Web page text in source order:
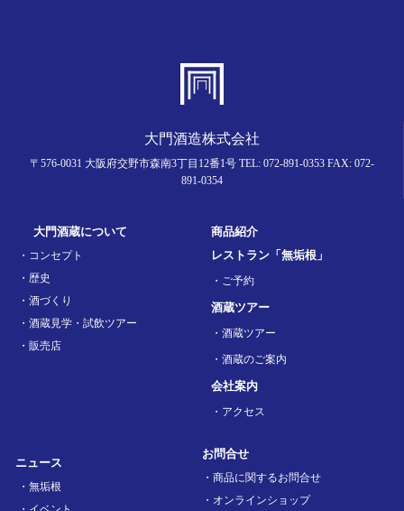
大門酒造株式会社
〒576-0031 大阪府交野市森南3丁目12番1号TEL: 072-891-0353FAX: 072-
891-0354
大門酒蔵について
・コンセプト
・歴史
・酒づくり
・酒蔵見学・試飲ツアー
・販売店
商品紹介
レストラン「無垢根」
・ご予約
酒蔵ツアー
・酒蔵ツアー
・酒蔵のご案内
会社案内
・アクセス
ニュース
・無垢根
お問合せ
・商品に関するお問合せ
・オンラインショップ